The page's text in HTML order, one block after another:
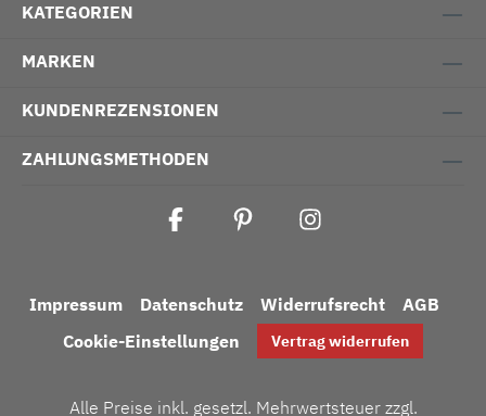
KATEGORIEN
MARKEN
KUNDENREZENSIONEN
ZAHLUNGSMETHODEN
Impressum Datenschutz Widerrufsrecht
AGB
Cookie-Einstellungen
Vertrag widerrufen
Alle Preise inkl. gesetzl. Mehrwertsteuer zzgl.